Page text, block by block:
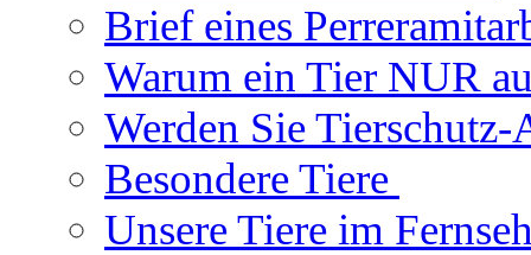
Brief eines
Warum ein Tier NUR
Werden Sie
Besondere Tiere
Unsere Tiere im